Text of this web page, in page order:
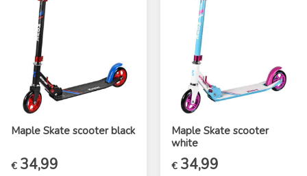
Maple Skate scooter black
€ 34,99
Maple Skate scooter
white
€ 34,99